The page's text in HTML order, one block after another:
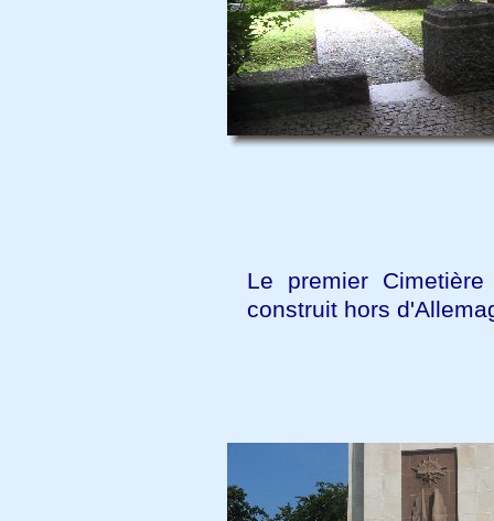
Le premier Cimetière
construit hors